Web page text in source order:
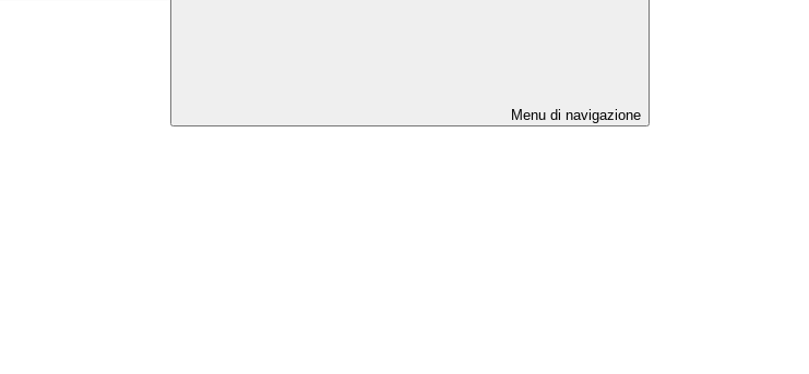
Menu di navigazione